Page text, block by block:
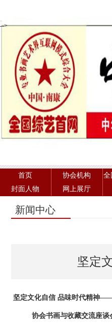
-->
首页 协会机构 全
封面人物
网上展厅
新闻中心
坚定
坚定文化自信 品味时代精神
协会书画与收藏交流座谈